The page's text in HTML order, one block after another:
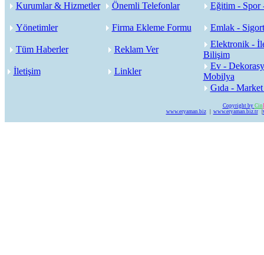
Kurumlar & Hizmetler Önemli Telefonlar Eğitim - Spor
Yönetimler Firma Ekleme Formu Emlak -
Tüm Haberler Reklam Ver
Elektronik -
Bilişim
İletişim
Linkler
Ev -
Mobilya
Gıda -
Copyright by Cin
www.eryaman.biz| www.eryaman.biz.tr|